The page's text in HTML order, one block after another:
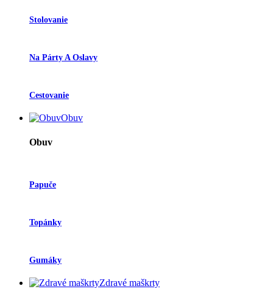
Stolovanie
Na Párty A Oslavy
Cestovanie
Obuv
Obuv
Papuče
Topánky
Gumáky
Zdravé maškrty